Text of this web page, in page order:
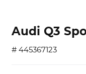
Audi Q3
# 445367123